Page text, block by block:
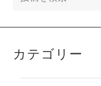
カテゴリー